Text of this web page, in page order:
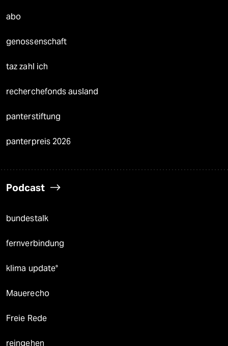
abo
genossenschaft
taz zahl ich
recherchefonds ausland
panterstiftung
panterpreis 2026
Podcast
bundestalk
fernverbindung
klima update°
Mauerecho
Freie Rede
reingehen